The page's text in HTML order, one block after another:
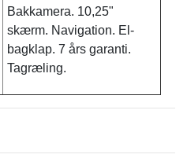
Bakkamera. 10,25"
skærm. Navigation. El-
bagklap. 7 års garanti.
Tagræling.